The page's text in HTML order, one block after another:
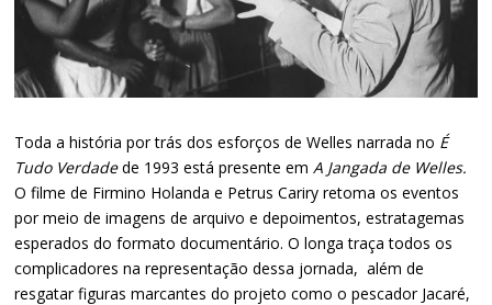
Toda a história por trás dos esforços de Welles narrada no É
Tudo Verdadede 1993 está presente emA Jangada de Welles.
O filme de Firmino Holanda e Petrus Cariry retoma os eventos
por meio de imagens de arquivo e depoimentos, estratagemas
esperados do formato documentário. O longa traça todos os
complicadores na representação dessa jornada, além de
resgatar figuras marcantes do projeto como o pescador Jacaré,